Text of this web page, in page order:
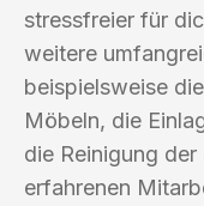
stressfreier für
weitere
beispielsweise
Möbeln, die
die Reinigung
erfahrenen